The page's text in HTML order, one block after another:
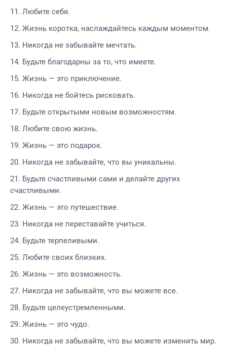
Любите себя.
Жизнь коротка, наслаждайтесь каждым моментом.
Никогда не забывайте мечтать.
Будьте благодарны за то, что имеете.
Жизнь — это приключение.
Никогда не бойтесь рисковать.
Будьте открытыми новым возможностям.
Любите свою жизнь.
Жизнь — это подарок.
Никогда не забывайте, что вы уникальны.
Будьте счастливыми сами и делайте других
счастливыми.
Жизнь — это путешествие.
Никогда не переставайте учиться.
Будьте терпеливыми.
Любите своих близких.
Жизнь — это возможность.
Никогда не забывайте, что вы можете все.
Будьте целеустремленными.
Жизнь — это чудо.
Никогда не забывайте, что вы можете изменить мир.